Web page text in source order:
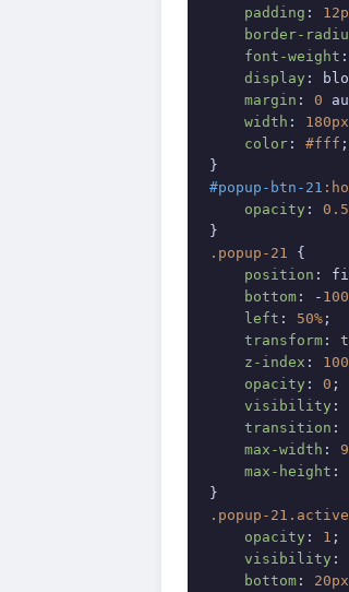
padding :
border-
font-weight :
display :
margin : 0
width : 180px
color : #fff ;
#popup-btn-21
opacity : 0.5
.popup-21 {
position :
bottom : -
left : 50% ;
transform :
z-index :
opacity : 0 ;
visibility :
transition :
max-width :
max-height :
.popup-21 .active
opacity : 1 ;
visibility :
bottom : 20px